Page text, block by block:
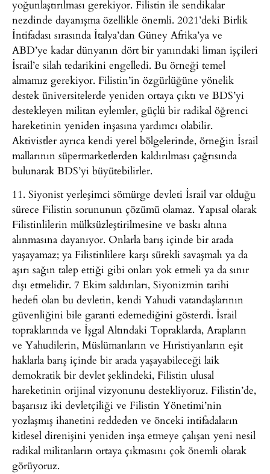
yoğunlaştırılması gerekiyor. Filistin ile sendikalar
nezdinde dayanışma özellikle önemli. 2021’deki Birlik
İntifadası sırasında İtalya’dan Güney Afrika’ya ve
ABD’ye kadar dünyanın dört bir yanındaki liman işçileri
İsrail’e silah tedarikini engelledi. Bu örneği temel
almamız gerekiyor. Filistin’in özgürlüğüne yönelik
destek üniversitelerde yeniden ortaya çıktı ve BDS’yi
destekleyen militan eylemler, güçlü bir radikal öğrenci
hareketinin yeniden inşasına yardımcı olabilir.
Aktivistler ayrıca kendi yerel bölgelerinde, örneğin İsrail
mallarının süpermarketlerden kaldırılması çağrısında
bulunarak BDS’yi büyütebilirler.
11. Siyonist yerleşimci sömürge devleti İsrail var olduğu
sürece Filistin sorununun çözümü olamaz. Yapısal olarak
Filistinlilerin mülksüzleştirilmesine ve baskı altına
alınmasına dayanıyor. Onlarla barış içinde bir arada
yaşayamaz; ya Filistinlilere karşı sürekli savaşmalı ya da
aşırı sağın talep ettiği gibi onları yok etmeli ya da sınır
dışı etmelidir. 7 Ekim saldırıları, Siyonizmin tarihi
hedefi olan bu devletin, kendi Yahudi vatandaşlarının
güvenliğini bile garanti edemediğini gösterdi. İsrail
topraklarında ve İşgal Altındaki Topraklarda, Arapların
ve Yahudilerin, Müslümanların ve Hıristiyanların eşit
haklarla barış içinde bir arada yaşayabileceği laik
demokratik bir devlet şeklindeki, Filistin ulusal
hareketinin orijinal vizyonunu destekliyoruz. Filistin’de,
başarısız iki devletçiliği ve Filistin Yönetimi’nin
yozlaşmış ihanetini reddeden ve önceki intifadaların
kitlesel direnişini yeniden inşa etmeye çalışan yeni nesil
radikal militanların ortaya çıkmasını çok önemli olarak
görüyoruz.